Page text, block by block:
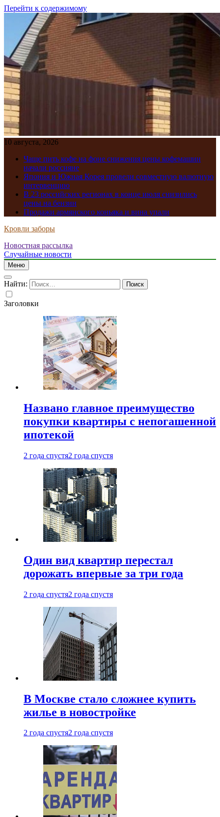
Перейти к содержимому
10 августа, 2026
Чаще пить кофе на фоне снижения цены кофемашин
начали россияне
Япония и Южная Корея провели совместную валютную
интервенцию
В 23 российских регионах в конце июля снизились
цены на бензин
Продажи армянского коньяка и вина упали
Кровли заборы
Новостная рассылка
Случайные новости
Меню
Найти:
Заголовки
Названо главное преимущество
покупки квартиры с непогашенной
ипотекой
2 года спустя2 года спустя
Один вид квартир перестал
дорожать впервые за три года
2 года спустя2 года спустя
В Москве стало сложнее купить
жилье в новостройке
2 года спустя2 года спустя